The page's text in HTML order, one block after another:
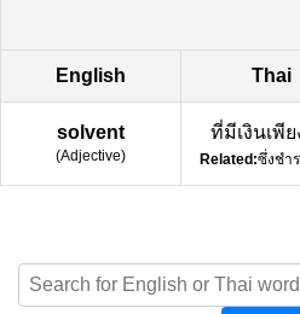
English Thai
solvent
(Adjective)
ที่มีเงินเพี
Related:ซึ่งชำ